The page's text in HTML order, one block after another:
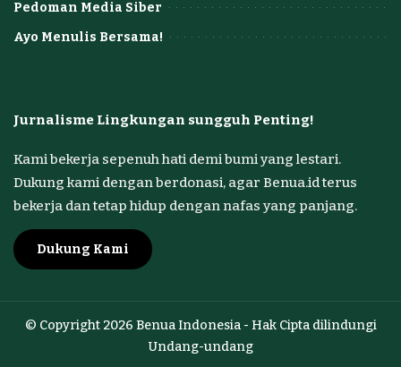
Pedoman Media Siber
Ayo Menulis Bersama!
Jurnalisme Lingkungan sungguh Penting!
Kami bekerja sepenuh hati demi bumi yang lestari.
Dukung kami dengan berdonasi, agar Benua.id terus
bekerja dan tetap hidup dengan nafas yang panjang.
Dukung Kami
© Copyright 2026 Benua Indonesia - Hak Cipta dilindungi
Undang-undang